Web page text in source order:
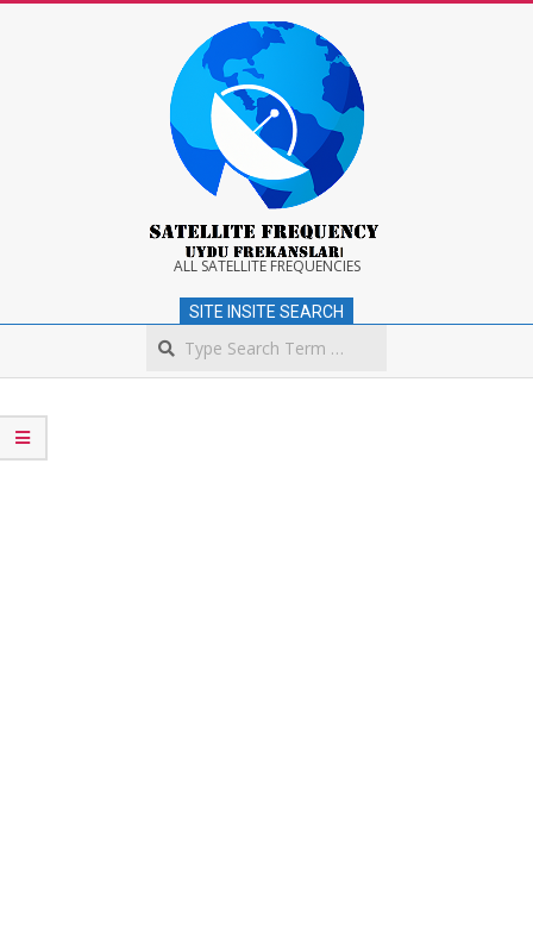
Satellite
Frequency
ALL SATELLITE FREQUENCIES
SITE INSITE SEARCH
Navigation
Menu